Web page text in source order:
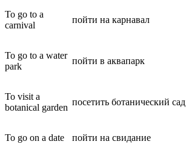
To go to a
carnival
пойти на карнавал
To go to a water
park
пойти в аквапарк
To visit a
botanical garden
посетить ботанический сад
To go on a date пойти на свидание